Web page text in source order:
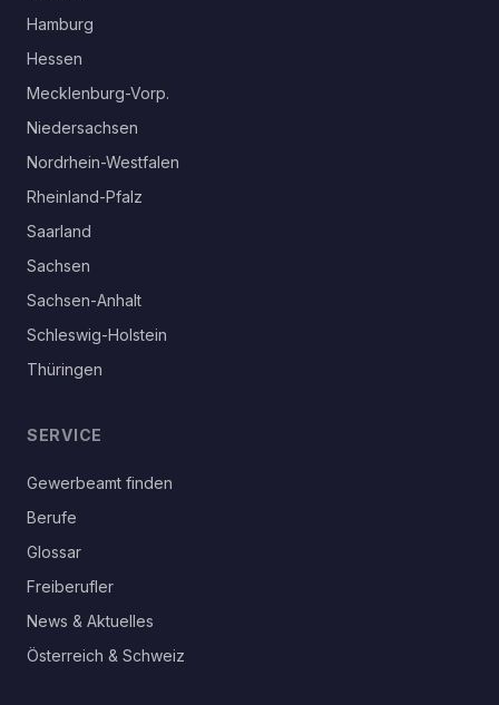
Hamburg
Hessen
Mecklenburg-Vorp.
Niedersachsen
Nordrhein-Westfalen
Rheinland-Pfalz
Saarland
Sachsen
Sachsen-Anhalt
Schleswig-Holstein
Thüringen
SERVICE
Gewerbeamt finden
Berufe
Glossar
Freiberufler
News & Aktuelles
Österreich & Schweiz